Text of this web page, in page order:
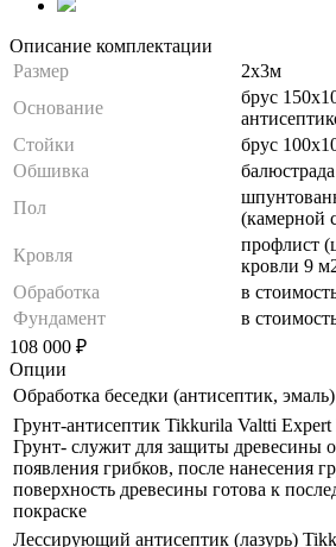
Описание комплектации
Размер
2х3м
Основание
брус
Стойки
брус
Обшивка
Пол
(камерной
Кровля
профлист
кровли 9
Обработка
в
Фундамент
в
108 000 ₽
Опции
Обработка беседки (антисептик, эмаль)
Грунт-антисептик Tikkurila Valtti Expert
Грунт- служит для защиты древесины
появления грибков, после нанесения
поверхность древесины готова к
покраске
Лессирующий антисептик (лазурь)